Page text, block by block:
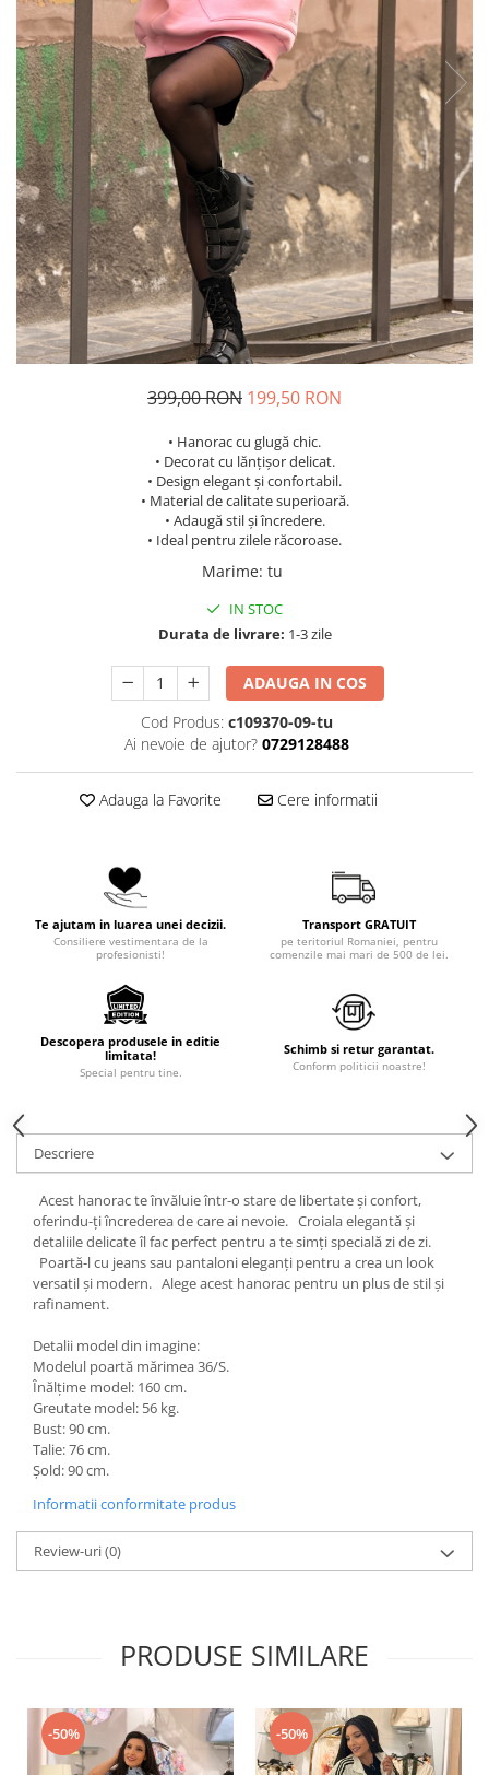
Costume de baie
399,00 RON 199,50 RON
• Hanorac cu glugă chic.
• Decorat cu lănțișor delicat.
• Design elegant și confortabil.
• Material de calitate superioară.
• Adaugă stil și încredere.
• Ideal pentru zilele răcoroase.
Marime: tu
IN STOC
Durata de livrare: 1-3 zile
ADAUGA IN COS
Cod Produs: c109370-09-tu
Ai nevoie de ajutor? 0729128488
Adauga la Favorite Cere informatii
Te ajutam in luarea unei decizii.
Consiliere vestimentara de la
profesionisti!
Transport GRATUIT
pe teritoriul Romaniei, pentru
comenzile mai mari de 500 de lei.
Descopera produsele in editie
limitata!
Special pentru tine.
Schimb si retur garantat.
Conform politicii noastre!
Descriere
Acest hanorac te învăluie într-o stare de libertate și confort,
oferindu-ți încrederea de care ai nevoie. Croiala elegantă și
detaliile delicate îl fac perfect pentru a te simți specială zi de zi.
Poartă-l cu jeans sau pantaloni eleganți pentru a crea un look
versatil și modern. Alege acest hanorac pentru un plus de stil și
rafinament.
Detalii model din imagine:
Modelul poartă mărimea 36/S.
Înălțime model: 160 cm.
Greutate model: 56 kg.
Bust: 90 cm.
Talie: 76 cm.
Șold: 90 cm.
Informatii conformitate produs
Review-uri(0)
PRODUSE SIMILARE
-50% -50%